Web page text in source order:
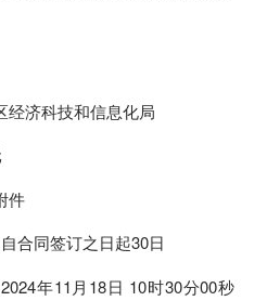
经济科技和信息化局
件
合同签订之日起30日
年11月18日 10时30分00秒